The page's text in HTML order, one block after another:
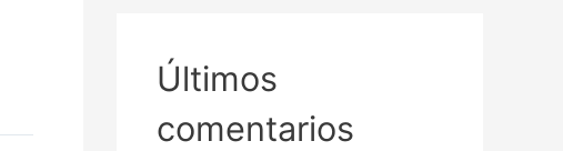
Últimos
comentarios